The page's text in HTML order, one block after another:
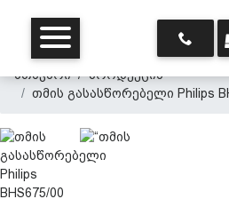
მთავარი
პროდუქცია
თმის გასასწორებელი Philips